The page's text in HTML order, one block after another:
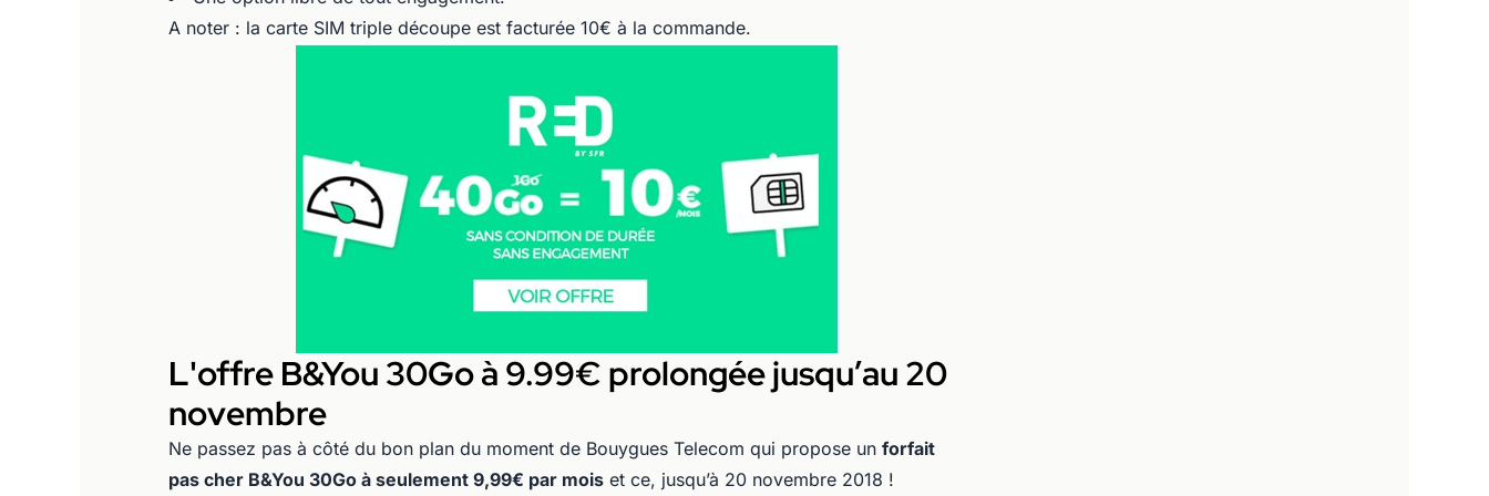
A noter : la carte SIM triple découpe est facturée 10€ à la commande.
L'offre B&You 30Go à 9.99€ prolongée jusqu’au 20
novembre
Ne passez pas à côté du bon plan du moment de Bouygues Telecom qui propose un forfait
pas cher B&You 30Go à seulement 9,99€ par mois et ce, jusqu’à 20 novembre 2018 !